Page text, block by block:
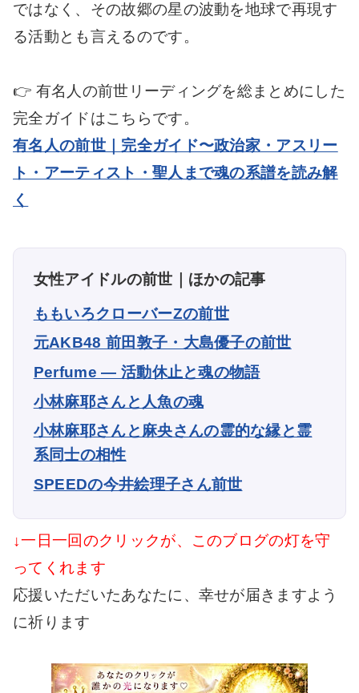
ではなく、その故郷の星の波動を地球で再現す
る活動とも言えるのです。
👉 有名人の前世リーディングを総まとめにした
完全ガイドはこちらです。
有名人の前世｜完全ガイド〜政治家・アスリー
ト・アーティスト・聖人まで魂の系譜を読み解
く
女性アイドルの前世｜ほかの記事
ももいろクローバーZの前世
元AKB48 前田敦子・大島優子の前世
Perfume ― 活動休止と魂の物語
小林麻耶さんと人魚の魂
小林麻耶さんと麻央さんの霊的な縁と霊
系同士の相性
SPEEDの今井絵理子さん前世
↓一日一回のクリックが、このブログの灯を守
ってくれます
応援いただいたあなたに、幸せが届きますよう
に祈ります